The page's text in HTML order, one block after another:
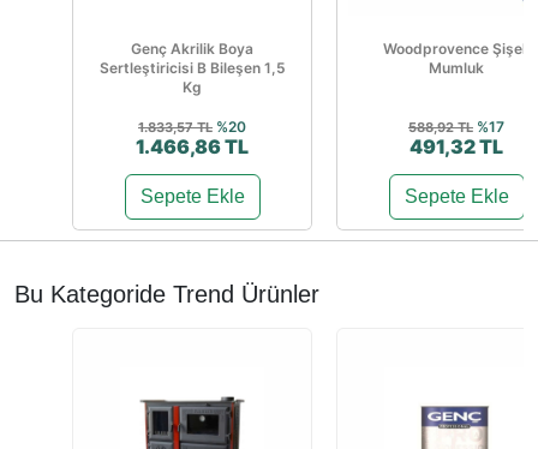
Genç Akrilik Boya
Sertleştiricisi B Bileşen 1,5
Kg
1.833,57 TL %20
1.466,86 TL
Sepete Ekle
Woodprovence Şişeli
Mumluk
588,92 TL %17
491,32 TL
Sepete Ekle
Bu Kategoride Trend Ürünler